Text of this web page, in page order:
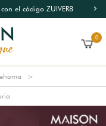
el código ZUIVER8
0